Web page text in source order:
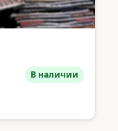
В наличии